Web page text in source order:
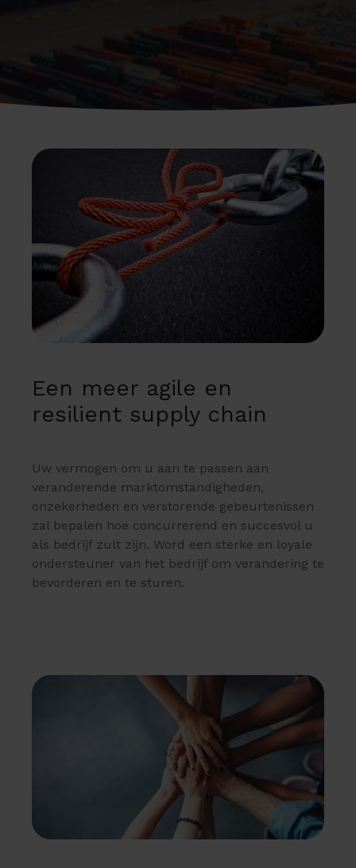
Een meer agile en
resilient supply chain
Uw vermogen om u aan te passen aan
veranderende marktomstandigheden,
onzekerheden en verstorende gebeurtenissen
zal bepalen hoe concurrerend en succesvol u
als bedrijf zult zijn. Word een sterke en loyale
ondersteuner van het bedrijf om verandering te
bevorderen en te sturen.